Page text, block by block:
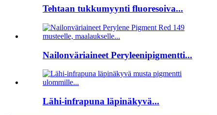
Tehtaan tukkumyynti fluoresoiva...
Nailonväriaineet Peryleenipigmentti...
Lähi-infrapuna läpinäkyvä...